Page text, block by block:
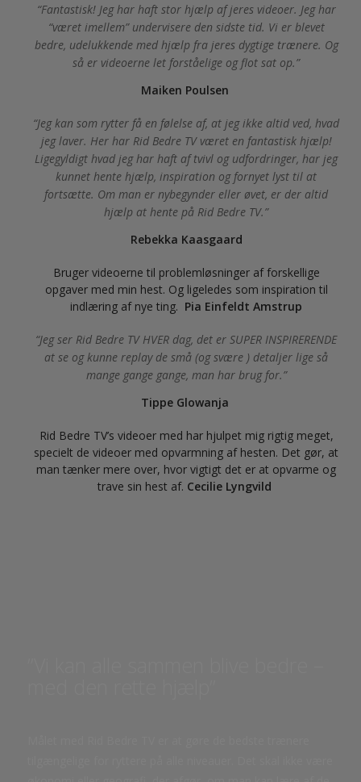
Fantastisk! Jeg har haft stor hjælp af jeres videoer. Jeg har
“været imellem” undervisere den sidste tid. Vi er blevet
bedre, udelukkende med hjælp fra jeres dygtige trænere. Og
så er videoerne let forståelige og flot sat op.
Maiken Poulsen
Jeg kan som rytter få en følelse af, at jeg ikke altid ved, hvad
jeg laver. Her har Rid Bedre TV været en fantastisk hjælp!
Ligegyldigt hvad jeg har haft af tvivl og udfordringer, har jeg
kunnet hente hjælp, inspiration og fornyet lyst til at
fortsætte. Om man er nybegynder eller øvet, er der altid
hjælp at hente på Rid Bedre TV.
Rebekka Kaasgaard
Bruger videoerne til problemløsninger af forskellige
opgaver med min hest. Og ligeledes som inspiration til
indlæring af nye ting. Pia Einfeldt Amstrup
Jeg ser Rid Bedre TV HVER dag, det er SUPER INSPIRERENDE
at se og kunne replay de små (og svære ) detaljer lige så
mange gange gange, man har brug for.
Tippe Glowanja
Rid Bedre TV’s videoer med har hjulpet mig rigtig meget,
specielt de videoer med opvarmning af hesten. Det gør, at
man tænker mere over, hvor vigtigt det er at opvarme og
trave sin hest af. Cecilie Lyngvild